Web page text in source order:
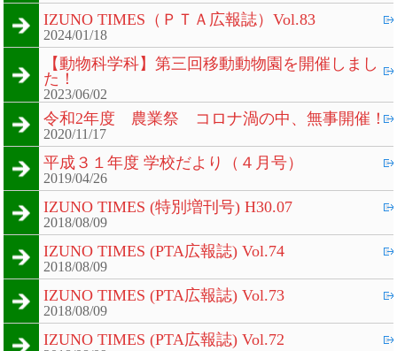
IZUNO TIMES（ＰＴＡ広報誌）Vol.83
2024/01/18
【動物科学科】第三回移動動物園を開催しまし
た！
2023/06/02
令和2年度 農業祭 コロナ渦の中、無事開催！
2020/11/17
平成３１年度 学校だより（４月号）
2019/04/26
IZUNO TIMES (特別増刊号) H30.07
2018/08/09
IZUNO TIMES (PTA広報誌) Vol.74
2018/08/09
IZUNO TIMES (PTA広報誌) Vol.73
2018/08/09
IZUNO TIMES (PTA広報誌) Vol.72